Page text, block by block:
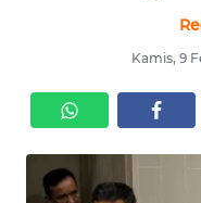
Kamis, 9
SERBI
HUKRIM